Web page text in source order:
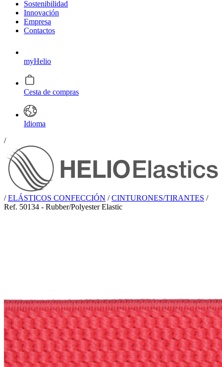
Sostenibilidad
Innovación
Empresa
Contactos
myHelio
Cesta de compras
Idioma
/
/ ELÁSTICOS CONFECCIÓN / CINTURONES/TIRANTES /
Ref. 50134 - Rubber/Polyester Elastic